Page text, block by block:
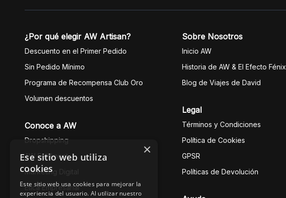
¿Por qué elegir AW Artisan?
Descuento en el Primer Pedido
Sin Pedido Mínimo
Programa de Recompensa Club Oro
Volumen descuentos
Conoce a AW
Dropshipping
AW Fulfilment
Marketing Digital
Ética Empresarial
Sobre Nosotros
Inicio AW
Historia de AW & El Efecto Fénix
Blog de Viajes de David
Legal
Términos y Condiciones
Política de Cookies
GPSR
Políticas de Devolución
×
Ese sitio web utiliza
cookies
Este sitio web usa cookies para mejorar la
experiencia del usuario. Al utilizar nuestro